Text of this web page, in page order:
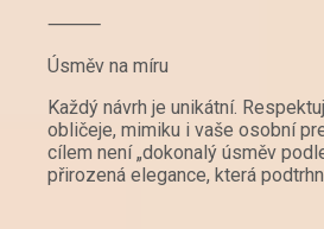
⸻
Úsměv na míru
Každý návrh je unikátní.
obličeje, mimiku i vaše osobní
cílem není „dokonalý úsměv
přirozená elegance, která